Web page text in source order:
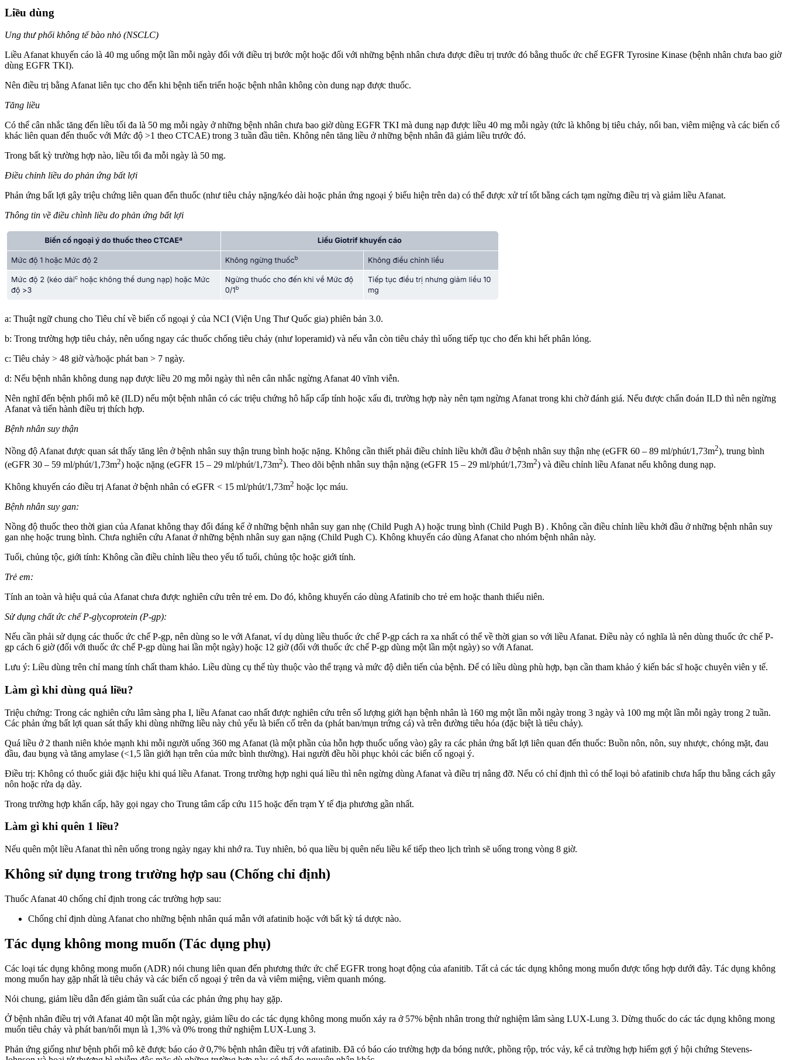
Liều dùng
Ung thư phổi không tế bào nhỏ (NSCLC)
Liều Afanat khuyến cáo là 40 mg uống một lần mỗi ngày đối với điều trị bước một hoặc đối với những bệnh nhân chưa được điều trị trước đó bằng thuốc ức chế EGFR Tyrosine Kinase (bệnh nhân chưa bao giờ
dùng EGFR TKI).
Nên điều trị bằng Afanat liên tục cho đến khi bệnh tiến triển hoặc bệnh nhân không còn dung nạp được thuốc.
Tăng liều
Có thể cân nhắc tăng đến liều tối đa là 50 mg mỗi ngày ở những bệnh nhân chưa bao giờ dùng EGFR TKI mà dung nạp được liều 40 mg mỗi ngày (tức là không bị tiêu chảy, nổi ban, viêm miệng và các biến cố
khác liên quan đến thuốc với Mức độ >1 theo CTCAE) trong 3 tuần đầu tiên. Không nên tăng liều ở những bệnh nhân đã giảm liều trước đó.
Trong bất kỳ trường hợp nào, liều tối đa mỗi ngày là 50 mg.
Điều chỉnh liều do phản ứng bất lợi
Phản ứng bất lợi gây triệu chứng liên quan đến thuốc (như tiêu chảy nặng/kéo dài hoặc phản ứng ngoại ý biểu hiện trên da) có thể được xử trí tốt bằng cách tạm ngừng điều trị và giảm liều Afanat.
Thông tin về điều chình liều do phản ứng bất lợi
a: Thuật ngữ chung cho Tiêu chí về biến cố ngoại ỷ của NCI (Viện Ung Thư Quốc gia) phiên bản 3.0.
b: Trong trường hợp tiêu chảy, nên uống ngay các thuốc chống tiêu chảy (như loperamid) và nếu vẫn còn tiêu chảy thì uống tiếp tục cho đến khi hết phân lỏng.
c: Tiêu chảy > 48 giờ và/hoặc phát ban > 7 ngày.
d: Nếu bệnh nhân không dung nạp được liều 20 mg mỗi ngày thì nên cân nhắc ngừng Afanat 40 vĩnh viễn.
Nên nghĩ đến bệnh phổi mô kẽ (ILD) nếu một bệnh nhân có các triệu chứng hô hấp cấp tính hoặc xấu đi, trường hợp này nên tạm ngừng Afanat trong khi chờ đánh giá. Nếu được chẩn đoán ILD thì nên ngừng
Afanat và tiến hành điều trị thích hợp.
Bệnh nhân suy thận
Nồng độ Afanat được quan sát thấy tăng lên ở bệnh nhân suy thận trung bình hoặc nặng. Không cần thiết phải điều chỉnh liều khởi đầu ở bệnh nhân suy thận nhẹ (eGFR 60 – 89 ml/phút/1,73m2), trung bình
(eGFR 30 – 59 ml/phút/1,73m2) hoặc nặng (eGFR 15 – 29 ml/phút/1,73m2). Theo dõi bệnh nhân suy thận nặng (eGFR 15 – 29 ml/phút/1,73m2) và điều chỉnh liều Afanat nếu không dung nạp.
Không khuyến cáo điều trị Afanat ở bệnh nhân có eGFR < 15 ml/phút/1,73m2 hoặc lọc máu.
Bệnh nhân suy gan:
Nồng độ thuốc theo thời gian của Afanat không thay đổi đáng kể ở những bệnh nhân suy gan nhẹ (Child Pugh A) hoặc trung bình (Child Pugh B) . Không cần điều chỉnh liều khởi đầu ở những bệnh nhân suy
gan nhẹ hoặc trung bình. Chưa nghiên cứu Afanat ở những bệnh nhân suy gan nặng (Child Pugh C). Không khuyến cáo dùng Afanat cho nhóm bệnh nhân này.
Tuổi, chủng tộc, giới tính: Không cần điều chỉnh liều theo yếu tố tuổi, chủng tộc hoặc giới tính.
Trẻ em:
Tính an toàn và hiệu quả của Afanat chưa được nghiên cứu trên trẻ em. Do đó, không khuyến cáo dùng Afatinib cho trẻ em hoặc thanh thiếu niên.
Sử dụng chất ức chế P-glycoprotein (P-gp):
Nếu cần phải sử dụng các thuốc ức chế P-gp, nên dùng so le với Afanat, ví dụ dùng liều thuốc ức chế P-gp cách ra xa nhất có thể về thời gian so với liều Afanat. Điều này có nghĩa là nên dùng thuốc ức chế P-
gp cách 6 giờ (đối với thuốc ức chế P-gp dùng hai lần một ngày) hoặc 12 giờ (đối với thuốc ức chế P-gp dùng một lần một ngày) so với Afanat.
Lưu ý: Liều dùng trên chỉ mang tính chất tham khảo. Liều dùng cụ thể tùy thuộc vào thể trạng và mức độ diễn tiến của bệnh. Để có liều dùng phù hợp, bạn cần tham khảo ý kiến bác sĩ hoặc chuyên viên y tế.
Làm gì khi dùng quá liều?
Triệu chứng: Trong các nghiên cứu lâm sàng pha I, liều Afanat cao nhất được nghiên cứu trên số lượng giới hạn bệnh nhân là 160 mg một lần mỗi ngày trong 3 ngày và 100 mg một lần mỗi ngày trong 2 tuần.
Các phản ứng bất lợi quan sát thấy khi dùng những liều này chủ yếu là biến cố trên da (phát ban/mụn trứng cá) và trên đường tiêu hóa (đặc biệt là tiêu chảy).
Quá liều ở 2 thanh niên khỏe mạnh khi mỗi người uống 360 mg Afanat (là một phần của hỗn hợp thuốc uống vào) gây ra các phản ứng bất lợi liên quan đến thuốc: Buồn nôn, nôn, suy nhược, chóng mặt, đau
đầu, đau bụng và tăng amylase (<1,5 lần giới hạn trên của mức bình thường). Hai người đều hồi phục khỏi các biến cố ngoại ý.
Điều trị: Không có thuốc giải đặc hiệu khi quá liều Afanat. Trong trường hợp nghi quá liều thì nên ngừng dùng Afanat và điều trị nâng đỡ. Nếu có chỉ định thì có thể loại bỏ afatinib chưa hấp thu bằng cách gây
nôn hoặc rửa dạ dày.
Trong trường hợp khẩn cấp, hãy gọi ngay cho Trung tâm cấp cứu 115 hoặc đến trạm Y tế địa phương gần nhất.
Làm gì khi quên 1 liều?
Nếu quên một liều Afanat thì nên uống trong ngày ngay khi nhớ ra. Tuy nhiên, bỏ qua liều bị quên nếu liều kế tiếp theo lịch trình sẽ uống trong vòng 8 giờ.
Không sử dụng trong trường hợp sau (Chống chỉ định)
Thuốc Afanat 40 chống chỉ định trong các trường hợp sau:
Chống chỉ định dùng Afanat cho những bệnh nhân quá mẫn với afatinib hoặc với bất kỳ tá dược nào.
Tác dụng không mong muốn (Tác dụng phụ)
Các loại tác dụng không mong muốn (ADR) nói chung liên quan đến phương thức ức chế EGFR trong hoạt động của afanitib. Tất cả các tác dụng không mong muốn được tổng hợp dưới đây. Tác dụng không
mong muốn hay gặp nhất là tiêu chảy và các biến cố ngoại ý trên da và viêm miệng, viêm quanh móng.
Nói chung, giảm liều dẫn đến giảm tần suất của các phản ứng phụ hay gặp.
Ở bệnh nhân điều trị với Afanat 40 một lần một ngày, giảm liều do các tác dụng không mong muốn xảy ra ở 57% bệnh nhân trong thử nghiệm lâm sàng LUX-Lung 3. Dừng thuốc do các tác dụng không mong
muốn tiêu chảy và phát ban/nổi mụn là 1,3% và 0% trong thử nghiệm LUX-Lung 3.
Phản ứng giống như bệnh phổi mô kẽ được báo cáo ở 0,7% bệnh nhân điều trị với afatinib. Đã có báo cáo trường hợp da bóng nước, phồng rộp, tróc vảy, kể cả trường hợp hiếm gợi ý hội chứng Stevens-